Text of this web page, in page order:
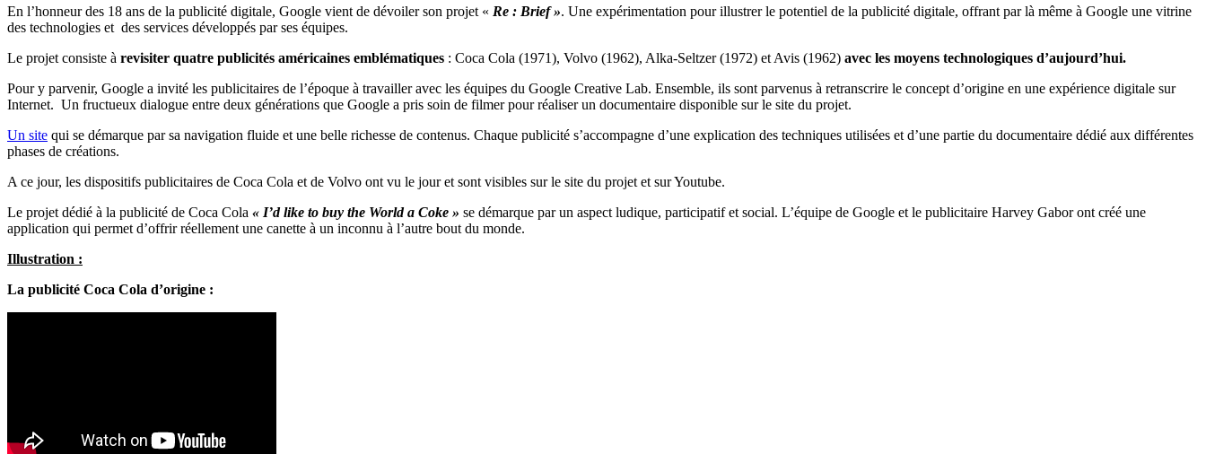
En l’honneur des 18 ans de la publicité digitale, Google vient de dévoiler son projet « Re : Brief ». Une expérimentation pour illustrer le potentiel de la publicité digitale, offrant par là même à Google une vitrine
des technologies et des services développés par ses équipes.
Le projet consiste à revisiter quatre publicités américaines emblématiques : Coca Cola (1971), Volvo (1962), Alka-Seltzer (1972) et Avis (1962) avec les moyens technologiques d’aujourd’hui.
Pour y parvenir, Google a invité les publicitaires de l’époque à travailler avec les équipes du Google Creative Lab. Ensemble, ils sont parvenus à retranscrire le concept d’origine en une expérience digitale sur
Internet. Un fructueux dialogue entre deux générations que Google a pris soin de filmer pour réaliser un documentaire disponible sur le site du projet.
Un site qui se démarque par sa navigation fluide et une belle richesse de contenus. Chaque publicité s’accompagne d’une explication des techniques utilisées et d’une partie du documentaire dédié aux différentes
phases de créations.
A ce jour, les dispositifs publicitaires de Coca Cola et de Volvo ont vu le jour et sont visibles sur le site du projet et sur Youtube.
Le projet dédié à la publicité de Coca Cola « I’d like to buy the World a Coke » se démarque par un aspect ludique, participatif et social. L’équipe de Google et le publicitaire Harvey Gabor ont créé une
application qui permet d’offrir réellement une canette à un inconnu à l’autre bout du monde.
Illustration :
La publicité Coca Cola d’origine :